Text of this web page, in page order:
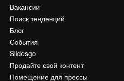
Вакансии
Поиск тенденций
Блог
События
Slidesgo
Продайте свой контент
Помещение для прессы